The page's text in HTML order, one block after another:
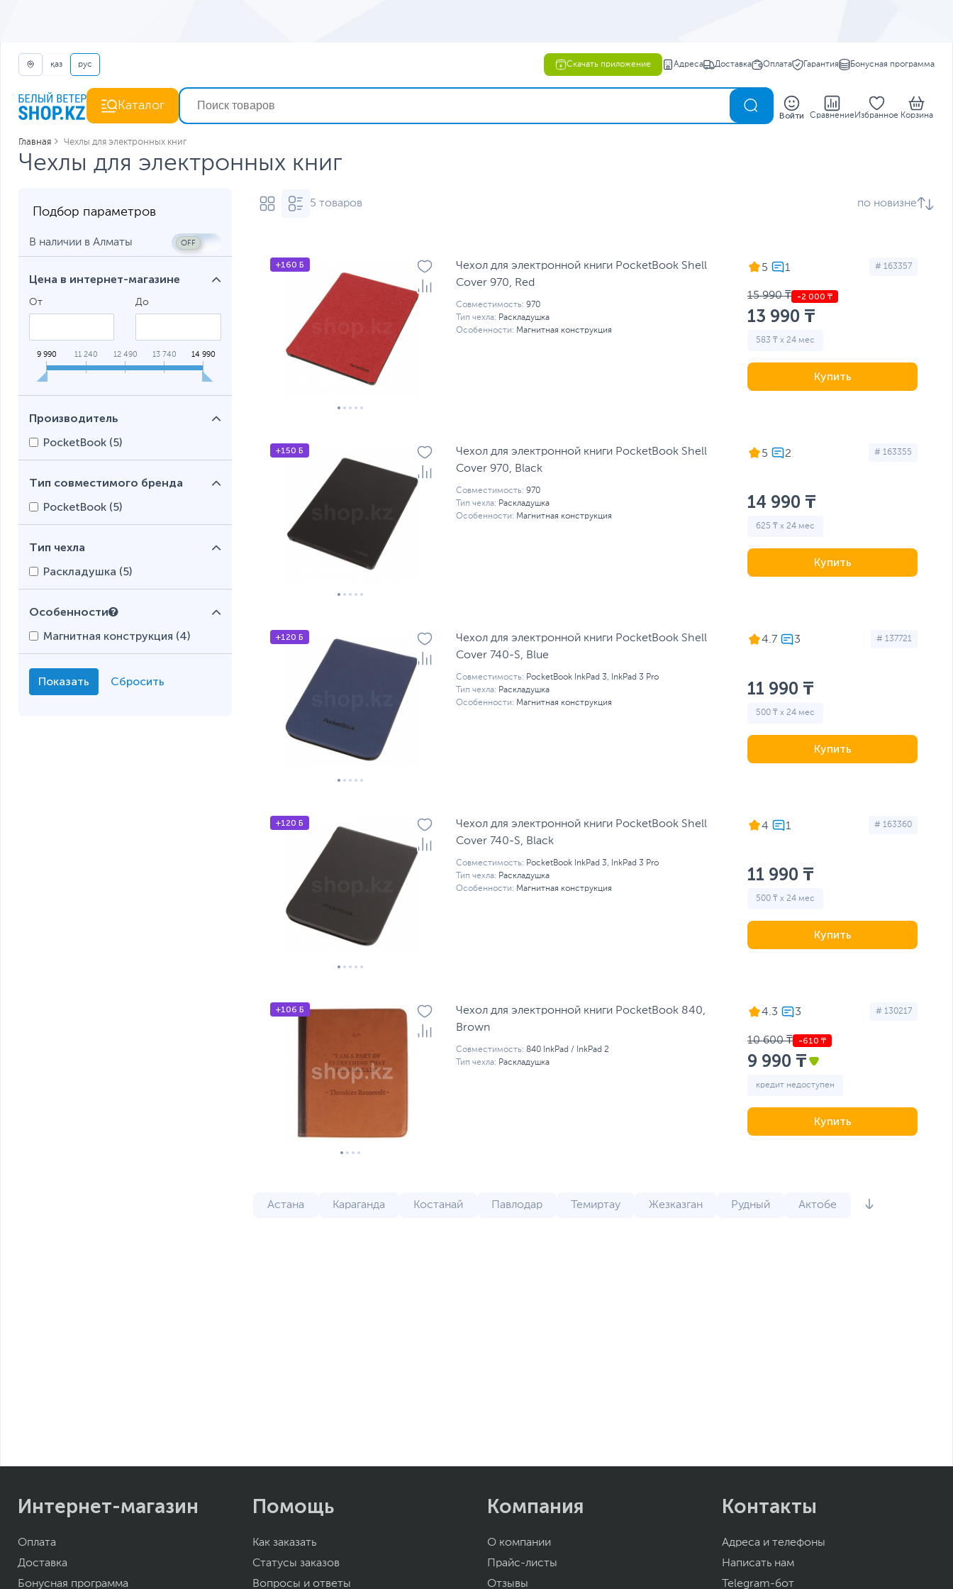
қаз рус Скачать приложение Адреса Доставка Оплата Гарантия Бонусная программа
Каталог
Войти Сравнение Избранное Корзина
Главная Чехлы для электронных книг
Чехлы для электронных книг
Подбор параметров
В наличии в Алматы
Цена в интернет-магазине
От До
9 990 11 240 12 490 13 740 14 990
Производитель
PocketBook (5)
Тип совместимого бренда
PocketBook (5)
Тип чехла
Раскладушка (5)
Особенности
Магнитная конструкция (4)
5 товаров по новизне
+160 Б
Чехол для электронной книги PocketBook Shell
Cover 970, Red
Совместимость: 970
Тип чехла: Раскладушка
Особенности: Магнитная конструкция
5 # 163357
15 990 ₸
13 990 ₸
583 ₸ x 24 мес
Купить
+150 Б
Чехол для электронной книги PocketBook Shell
Cover 970, Black
Совместимость: 970
Тип чехла: Раскладушка
Особенности: Магнитная конструкция
5 # 163355
14 990 ₸
625 ₸ x 24 мес
Купить
+120 Б
Чехол для электронной книги PocketBook Shell
Cover 740-S, Blue
Совместимость: PocketBook InkPad 3, InkPad 3 Pro
Тип чехла: Раскладушка
Особенности: Магнитная конструкция
4.7 # 137721
11 990 ₸
500 ₸ x 24 мес
Купить
+120 Б
Чехол для электронной книги PocketBook Shell
Cover 740-S, Black
Совместимость: PocketBook InkPad 3, InkPad 3 Pro
Тип чехла: Раскладушка
Особенности: Магнитная конструкция
4 # 163360
11 990 ₸
500 ₸ x 24 мес
Купить
+106 Б
Чехол для электронной книги PocketBook 840,
Brown
Совместимость: 840 InkPad / InkPad 2
Тип чехла: Раскладушка
4.3 # 130217
10 600 ₸
9 990 ₸
кредит недоступен
Купить
Астана Караганда Костанай Павлодар Темиртау Жезказган Рудный Актобе
Интернет-магазин
Оплата
Доставка
Бонусная программа
Помощь
Как заказать
Статусы заказов
Вопросы и ответы
Компания
О компании
Прайс-листы
Отзывы
Контакты
Адреса и телефоны
Написать нам
Telegram-бот